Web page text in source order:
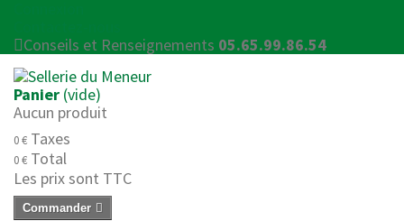
Conseils et Renseignements 05.65.99.86.54
Panier (vide)
Aucun produit
0 € Taxes
0 € Total
Les prix sont TTC
Commander